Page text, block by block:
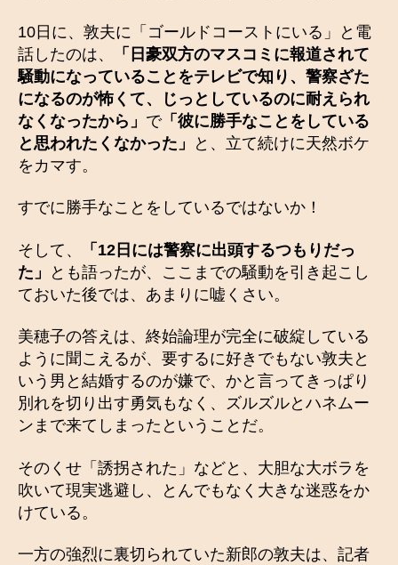
10日に、敦夫に「ゴールドコーストにいる」と電
話したのは、
「日豪双方のマスコミに報道されて
騒動になっていることをテレビで知り、警察ざた
になるのが怖くて、じっとしているのに耐えられ
なくなったから」 で「彼に勝手なことをしている
と思われたくなかった」
と、立て続けに天然ボケ
をカマす。
すでに勝手なことをしているではないか！
そして、
「12日には警察に出頭するつもりだっ
た」
とも語ったが、ここまでの騒動を引き起こし
ておいた後では、あまりに嘘くさい。
美穂子の答えは、終始論理が完全に破綻している
ように聞こえるが、要するに好きでもない敦夫と
いう男と結婚するのが嫌で、かと言ってきっぱり
別れを切り出す勇気もなく、ズルズルとハネムー
ンまで来てしまったということだ。
そのくせ「誘拐された」などと、大胆な大ボラを
吹いて現実逃避し、とんでもなく大きな迷惑をか
けている。
一方の強烈に裏切られていた新郎の敦夫は、記者